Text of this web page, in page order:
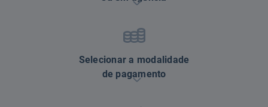
Selecionar a modalidade
de pagamento